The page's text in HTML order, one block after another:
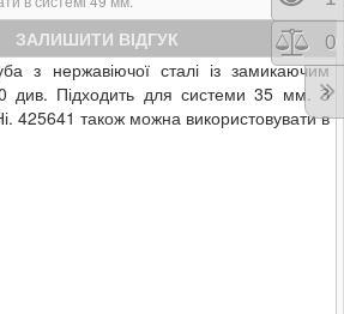
ЗАЛИШИТИ ВІДГУК
з нержавіючої сталі із замикаючим
див. Підходить для системи 35 мм. З
425641 також можна використовувати в
0